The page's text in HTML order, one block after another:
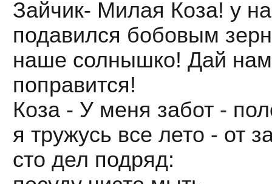
Зайчик- Милая Коза! у
подавился бобовым
наше солнышко! Дай
поправится!
Коза - У меня забот -
я тружусь все лето - от
сто дел подряд: